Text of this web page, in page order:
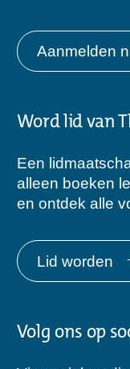
Aanmelden
Word lid van
Een
alleen boeken
en ontdek alle
Lid worden
Volg ons op